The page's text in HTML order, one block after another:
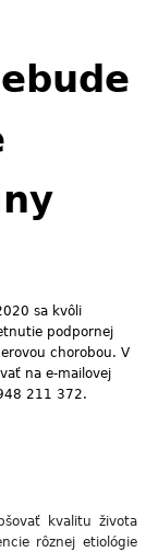
sa kvôli
podpornej
chorobou. V
na e-mailovej
211 372.
kvalitu života
rôznej etiológie